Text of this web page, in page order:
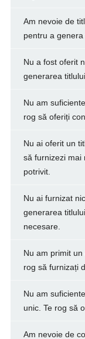
Am nevoie de
pentru a genera
Nu a fost oferit
generarea
Nu am
rog să oferiți
Nu ai oferit un
să furnizezi mai
potrivit.
Nu ai furnizat
generarea
necesare.
Nu am primit
rog să furnizați
Nu am
unic. Te rog să
Am nevoie de